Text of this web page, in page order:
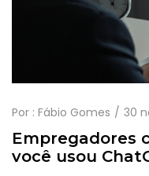
Por : Fábio Gomes 30
Empregadores
você usou